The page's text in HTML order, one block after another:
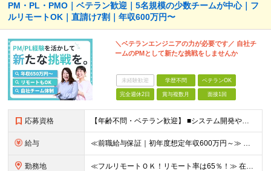
PM・PL・PMO｜ベテラン歓迎｜5名規模の少数チームが中心｜フ
ルリモートOK｜直請け7割｜年収600万円〜
＼ベテランエンジニアの力が必要です／ 自社チ
ームのPMとして新たな挑戦をしませんか
未経験歓迎 学歴不問 ベテランOK
完全週休2日 賞与複数月 面接1回
応募資格 【年齢不問・ベテラン歓迎】 ■システム開発やインフラの実務経験をお持ちの方（言語・工程・年数不問） ■学歴不問 ≪こんな方はぜひご応募ください≫ □SE経験を積んだがリーダー・PLのポジションがない
給与 ≪前職給与保証｜初年度想定年収600万円～≫ 月給45万円以上＋決算賞与＋交通費 ※スキル・経験を考慮の上、優遇します ※上記月給には固定残業代月20時間分(5万1000円以上)を含みます。超過し
勤務地 ≪フルリモートＯＫ！リモート率は65％！≫ 在宅勤務または東京・神奈川・埼玉・千葉のお客様先での勤務 ■本社 東京都港区芝2-22-15 STKビル 1F (変更の範囲)上記を除く当社関連勤務地